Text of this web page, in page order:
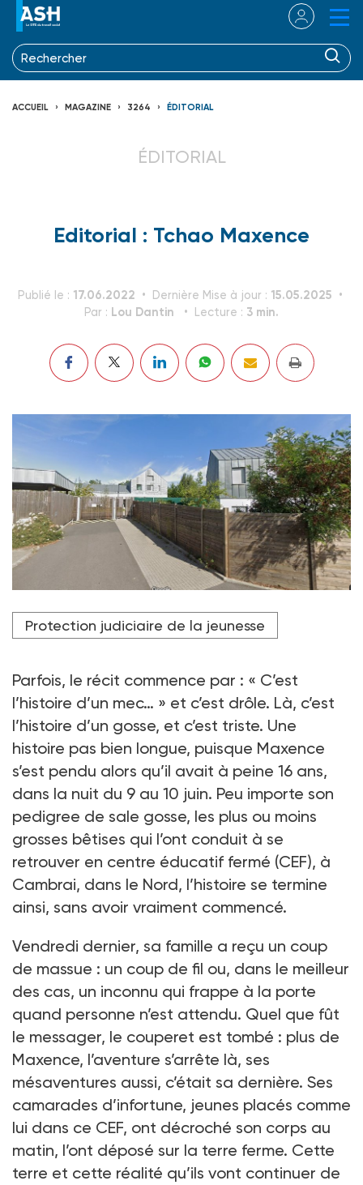
ACCUEIL MAGAZINE 3264 ÉDITORIAL
ÉDITORIAL
Editorial : Tchao Maxence
Publié le : 17.06.2022 Dernière Mise à jour : 15.05.2025
Par : Lou Dantin Lecture : 3 min.
Crédit photo DR
Protection judiciaire de la jeunesse
Parfois, le récit commence par : « C’est
l’histoire d’un mec… » et c’est drôle. Là, c’est
l’histoire d’un gosse, et c’est triste. Une
histoire pas bien longue, puisque Maxence
s’est pendu alors qu’il avait à peine 16 ans,
dans la nuit du 9 au 10 juin. Peu importe son
pedigree de sale gosse, les plus ou moins
grosses bêtises qui l’ont conduit à se
retrouver en centre éducatif fermé (CEF), à
Cambrai, dans le Nord, l’histoire se termine
ainsi, sans avoir vraiment commencé.
Vendredi dernier, sa famille a reçu un coup
de massue : un coup de fil ou, dans le meilleur
des cas, un inconnu qui frappe à la porte
quand personne n’est attendu. Quel que fût
le messager, le couperet est tombé : plus de
Maxence, l’aventure s’arrête là, ses
mésaventures aussi, c’était sa dernière. Ses
camarades d’infortune, jeunes placés comme
lui dans ce CEF, ont décroché son corps au
matin, l’ont déposé sur la terre ferme. Cette
terre et cette réalité qu’ils vont continuer de